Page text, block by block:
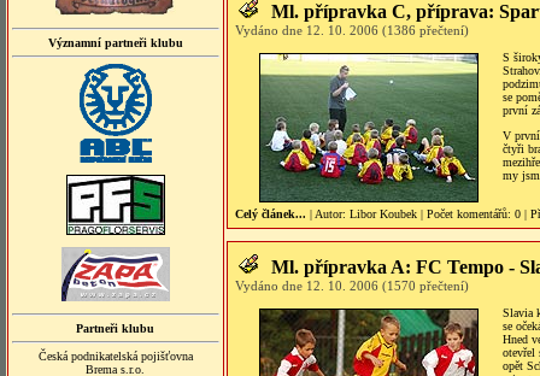
Významní partneři klubu
Partneři klubu
Česká podnikatelská pojišťovna
Brema s.r.o.
Ml. přípravka C, příprava:
Vydáno dne 12. 10. 2006 (1386 přečtení)
S
se
první
V
čtyři
my
Celý článek... | Autor: Libor Koubek | Počet komentářů: 0 |
Ml. přípravka A: FC Tempo -
Vydáno dne 12. 10. 2006 (1570 přečtení)
Slavia
se
Hned
otevřel
opět